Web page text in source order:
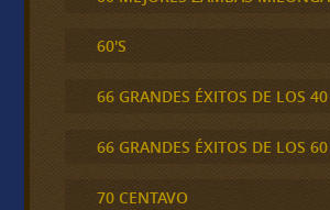
60'S
66 GRANDES ÉXITOS DE LOS
66 GRANDES ÉXITOS DE LOS
70 CENTAVO